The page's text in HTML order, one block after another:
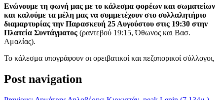
Ενώνουμε τη φωνή μας με το κάλεσμα φορέων και σωματείων
και καλούμε τα μέλη μας να συμμετέχουν στο συλλαλητήριο
διαμαρτυρίας την Παρασκευή 25 Αυγούστου στις 19:30 στην
Πλατεία Συντάγματος (ραντεβού 19:15, Όθωνος και Βασ.
Αμαλίας).
Το κάλεσμα υπογράφουν οι ορειβατικοί και πεζοπορικοί σύλλογοι,
Post navigation